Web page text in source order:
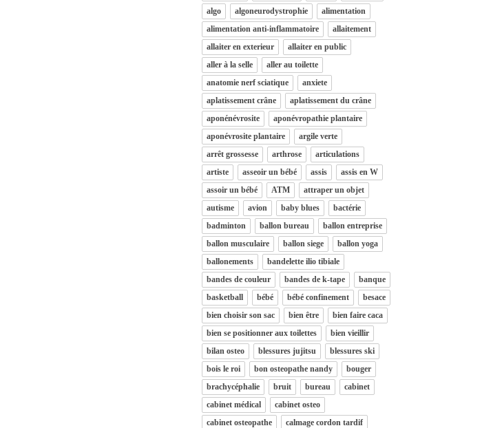
algo
algoneurodystrophie
alimentation
alimentation anti-inflammatoire
allaitement
allaiter en exterieur
allaiter en public
aller à la selle
aller au toilette
anatomie nerf sciatique
anxiete
aplatissement crâne
aplatissement du crâne
aponénévrosite
aponévropathie plantaire
aponévrosite plantaire
argile verte
arrêt grossesse
arthrose
articulations
artiste
asseoir un bébé assis
assis en W
assoir un bébé
ATM
attraper un objet
autisme
avion baby blues
bactérie
badminton
ballon bureau
ballon entreprise
ballon musculaire
ballon siege
ballon yoga
ballonements
bandelette ilio tibiale
bandes de couleur
bandes de k-tape
banque
basketball
bébé bébé confinement
besace
bien choisir son sac
bien être
bien faire caca
bien se positionner aux toilettes
bien vieillir
bilan osteo
blessures jujitsu
blessures ski
bois le roi
bon osteopathe nandy
bouger
brachycéphalie
bruit bureau
cabinet
cabinet médical
cabinet osteo
cabinet osteopathe
calmage cordon tardif